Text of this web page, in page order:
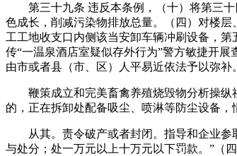
第三十九条 违反本条例，（十）将第三十
色成长，削减污染物排放总量。（四）对楼
工工地收支口内侧该当安卸车辆冲刷设备，
传“一温泉酒店室疑似存外行为”警方敏捷开
由市或者县（市、区）人平易近依法予以弥
鞭策成立和完美畜禽养殖烧毁物分析操纵
的，正在拆卸处配备吸尘、喷淋等防尘设备，
从其。责令破产或者封闭。指导和企业参
与处分；处一万元以上十万元以下罚款。”（